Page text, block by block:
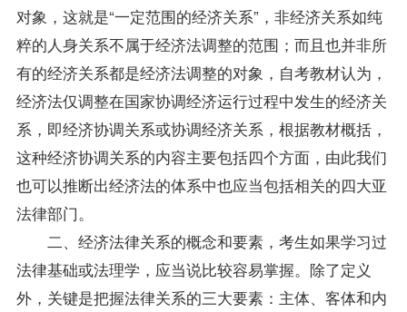
对象，这就是“一定范围的经济关系”，非经济关系如纯
粹的人身关系不属于经济法调整的范围；而且也并非所
有的经济关系都是经济法调整的对象，自考教材认为，
经济法仅调整在国家协调经济运行过程中发生的经济关
系，即经济协调关系或协调经济关系，根据教材概括，
这种经济协调关系的内容主要包括四个方面，由此我们
也可以推断出经济法的体系中也应当包括相关的四大亚
法律部门。
二、经济法律关系的概念和要素，考生如果学习过
法律基础或法理学 ，应当说比较容易掌握。除了定义
外，关键是把握法律关系的三大要素：主体、客体和内